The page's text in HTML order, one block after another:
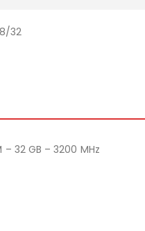
32
– 32 GB – 3200 MHz